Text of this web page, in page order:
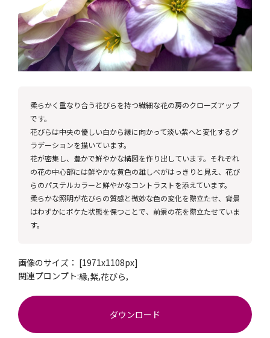
柔らかく重なり合う花びらを持つ繊細な花の房のクローズアップ
です。
花びらは中央の優しい白から縁に向かって淡い紫へと変化するグ
ラデーションを描いています。
花が密集し、豊かで鮮やかな構図を作り出しています。それぞれ
の花の中心部には鮮やかな黄色の雄しべがはっきりと見え、花び
らのパステルカラーと鮮やかなコントラストを添えています。
柔らかな照明が花びらの質感と微妙な色の変化を際立たせ、背景
はわずかにボケた状態を保つことで、前景の花を際立たせていま
す。
画像のサイズ： [1971x1108px]
関連プロンプト:縁,紫,花びら,
ダウンロード